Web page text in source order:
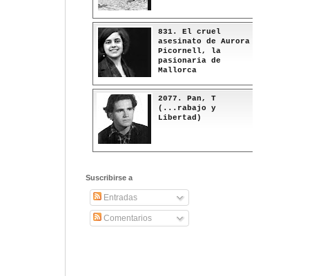
831. El cruel
asesinato de Aurora
Picornell, la
pasionaria de
Mallorca
2077. Pan, T
(...rabajo y
Libertad)
Suscribirse a
Entradas
Comentarios